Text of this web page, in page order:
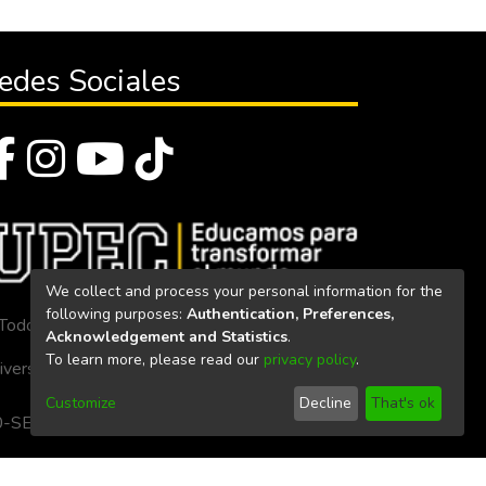
Sociales
los derechos reservados 2023
Politécnica Estatal del Carchi
SE-33-CACES-2020
We collect and process your personal information for the
following purposes: Authentication, Preferences,
Acknowledgement and Statistics.
To learn more, please read our privacy policy.
Customize Decline That's ok